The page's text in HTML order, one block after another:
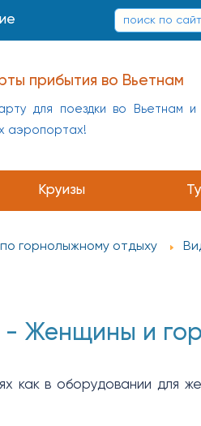
прибытия во Вьетнам
для поездки во Вьетнам и
аэропортах!
Круизы
горнолыжному отдыху
- Женщины и
как в оборудовании для